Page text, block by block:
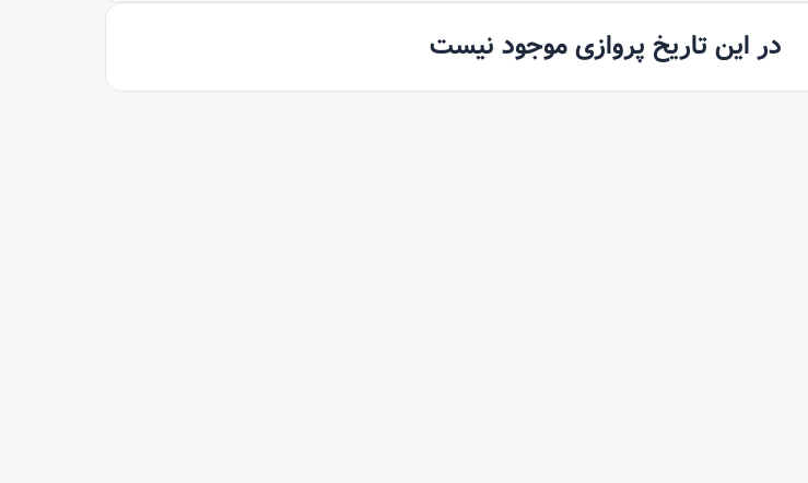
در این تاریخ پروازی موجود نیست